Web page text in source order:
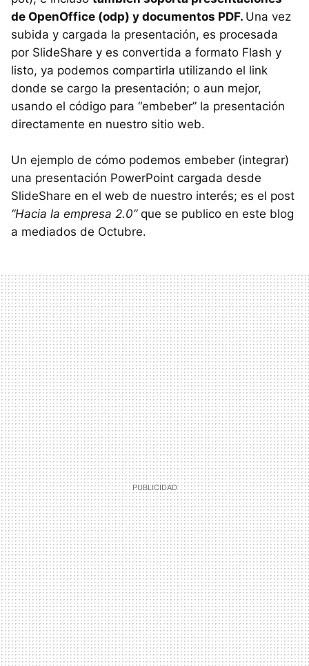
de OpenOffice (odp) y documentos PDF. Una vez
subida y cargada la presentación, es procesada
por SlideShare y es convertida a formato Flash y
listo, ya podemos compartirla utilizando el link
donde se cargo la presentación; o aun mejor,
usando el código para “embeber” la presentación
directamente en nuestro sitio web.
Un ejemplo de cómo podemos embeber (integrar)
una presentación PowerPoint cargada desde
SlideShare en el web de nuestro interés; es el post
“Hacia la empresa 2.0”que se publico en este blog
a mediados de Octubre.